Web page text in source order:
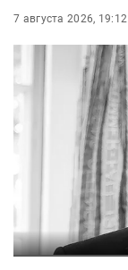
7 августа 2026, 19:12